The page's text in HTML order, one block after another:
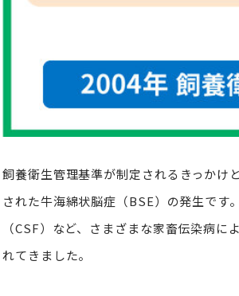
飼養衛生管理基準が制定されるきっかけ
された牛海綿状脳症（BSE）の発生で
（CSF）など、さまざまな家畜伝染病
れてきました。